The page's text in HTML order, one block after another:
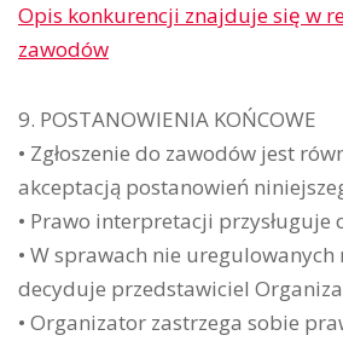
Opis konkurencji znajduje się w
zawodów
9. POSTANOWIENIA KOŃCOWE
• Zgłoszenie do zawodów jest
akceptacją postanowień
• Prawo interpretacji przysługuje
• W sprawach nie
decyduje przedstawiciel
• Organizator zastrzega sobie